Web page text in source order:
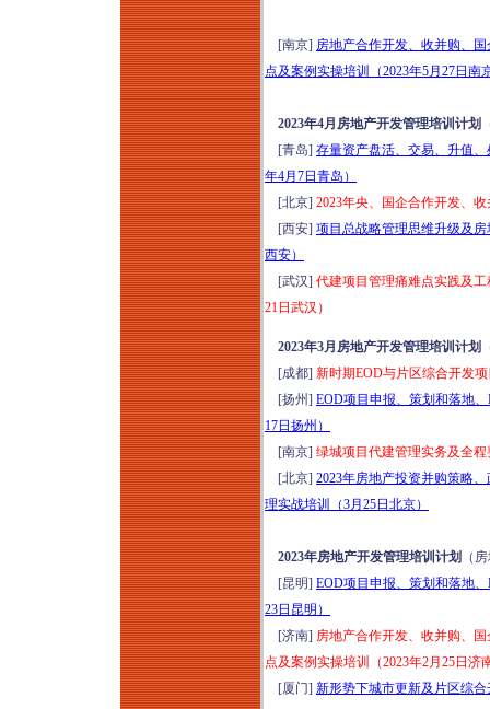
[南京] 房地产合作开发、收并购、
点及案例实操培训（2023年5月27日南
2023年4月房地产开发管理培训计划
[青岛] 存量资产盘活、交易、升值
年4月7日青岛）
[北京] 2023年央、国企合作开发、
[西安] 项目总战略管理思维升级及
西安）
[武汉] 代建项目管理痛难点实践及
21日武汉）
2023年3月房地产开发管理培训计划
[成都] 新时期EOD与片区综合开发
[扬州] EOD项目申报、策划和落地
17日扬州）
[南京] 绿城项目代建管理实务及全
[北京] 2023年房地产投资并购策略
理实战培训（3月25日北京）
2023年房地产开发管理培训计划
（
[昆明] EOD项目申报、策划和落地
23日昆明）
[济南] 房地产合作开发、收并购、
点及案例实操培训（2023年2月25日济
[厦门] 新形势下城市更新及片区综